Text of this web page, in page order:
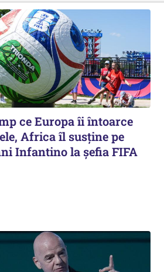
ce Europa îi întoarce
Africa îl susține pe
Infantino la șefia FIFA